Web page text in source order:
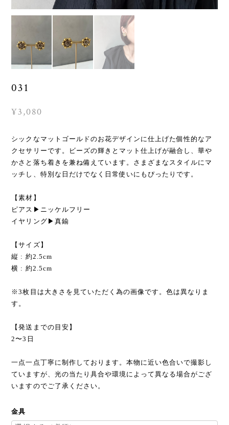
031
¥3,080
シックなマットゴールドのお花デザインに仕上げた個性的なア
クセサリーです。ビーズの輝きとマット仕上げが融合し、華や
かさと落ち着きを兼ね備えています。さまざまなスタイルにマ
ッチし、特別な日だけでなく日常使いにもぴったりです。
【素材】
ピアス▶︎ニッケルフリー
イヤリング▶︎真鍮
【サイズ】
縦 : 約2.5cm
横 : 約2.5cm
※3枚目は大きさを見ていただく為の画像です。色は異なりま
す。
【発送までの目安】
2〜3日
一点一点丁寧に制作しております。本物に近い色合いで撮影し
ていますが、光の当たり具合や環境によって異なる場合がござ
いますのでご了承ください。
金具